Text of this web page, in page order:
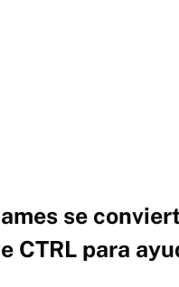
se
CTRL para